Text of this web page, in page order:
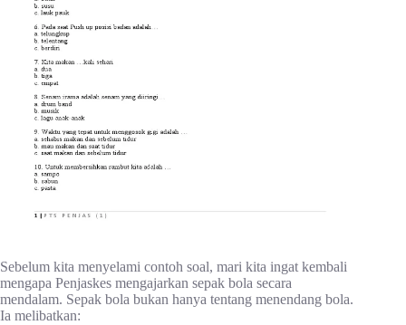
Sebelum kita menyelami contoh soal, mari kita ingat kembali
mengapa Penjaskes mengajarkan sepak bola secara
mendalam. Sepak bola bukan hanya tentang menendang bola.
Ia melibatkan: